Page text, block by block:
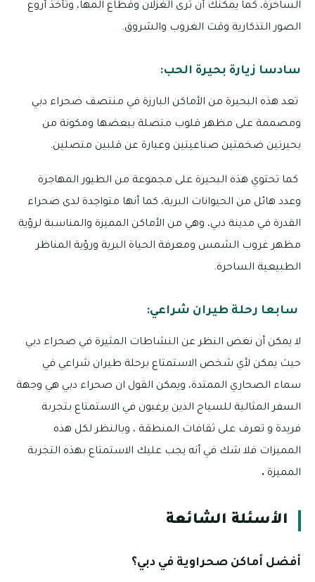
الساحرة، كما يمكنك أن ترى الغزلان وقطاع المها، وتأخذ أروع
الصور التذكارية وقت الغروب والشروق.
سادسا زيارة بحيرة الحب:
تعد هذه البحيرة من الأماكن البارزة في منتصف صحراء دبي
ومصممة على مظهر قلوب متصلة ببعضها ومكونة من
بحيرتين ضخمتين صناعيتين وعبارة عن قلبين متصلين.
كما تحتوي هذه البحيرة على مجموعة من الطيور المهاجرة
وعدد هائل من الحيوانات البرية، كما أنها متواجدة لدى صحراء
القدرة في مدينة دبي، وهي من الأماكن المميزة والمناسبة لرؤية
مظهر غروب الشمس ومعرفة الحياة البرية ورؤية المناظر
الطبيعية الساحرة.
سابعا رحلة طيران شراعي:
لا يمكن أن نغض النظر عن النشاطات المثيرة في صحراء دبي
حيث يمكن لأي شخص الاستمتاع برحلة طيران شراعي في
سماء الصحاري الممتدة، ويمكن القول ان صحراء دبي هي وجهة
السفر المثالية للسياح الذين يرغبون في الاستمتاع بتجربة
فريدة و تعرف على ثقافات المنطقة ، وبالنظر لكل هذه
المميزات فلا شك في أنه يجب عليك الاستمتاع بهذه التجربة
المميزة .
الأسئلة الشائعة
أفضل أماكن صحراوية في دبي؟